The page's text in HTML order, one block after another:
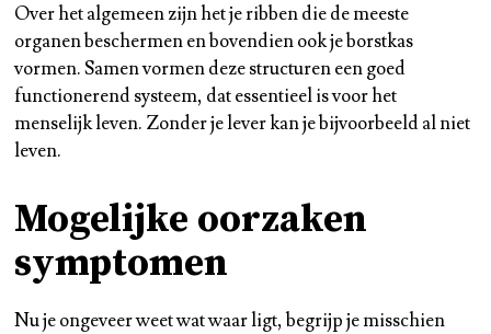
Over het algemeen zijn het je ribben die de meeste
organen beschermen en bovendien ook je borstkas
vormen. Samen vormen deze structuren een goed
functionerend systeem, dat essentieel is voor het
menselijk leven. Zonder je lever kan je bijvoorbeeld al niet
leven.
Mogelijke oorzaken
symptomen
Nu je ongeveer weet wat waar ligt, begrijp je misschien